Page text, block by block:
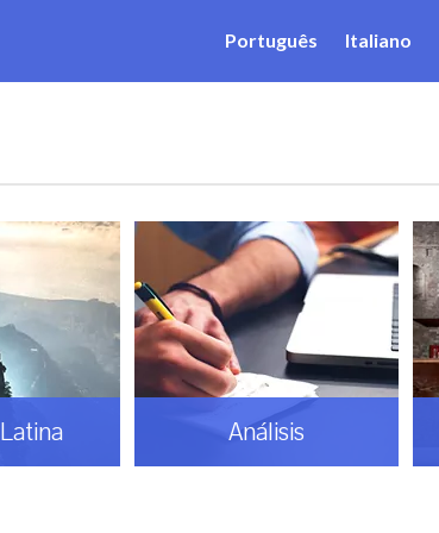
Português Italiano
Análisis